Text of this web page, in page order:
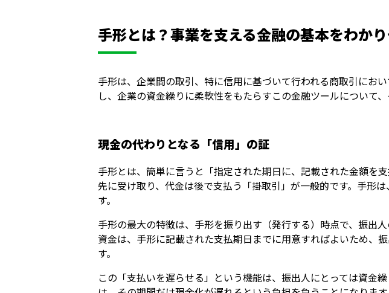
手形とは？事業を支える金融の基本をわか
手形は、企業間の取引、特に信用に基づいて行われる商取引にお
し、企業の資金繰りに柔軟性をもたらすこの金融ツールについて
現金の代わりとなる「信用」の証
手形とは、簡単に言うと「指定された期日に、記載された金額を
先に受け取り、代金は後で支払う「掛取引」が一般的です。手形
す。
手形の最大の特徴は、手形を振り出す（発行する）時点で、振出
資金は、手形に記載された支払期日までに用意すればよいため、
す。
この「支払いを遅らせる」という機能は、振出人にとっては資金